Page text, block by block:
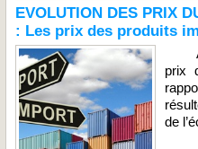
EVOLUTION DES PRIX
: Les prix des produits
Au
prix
de